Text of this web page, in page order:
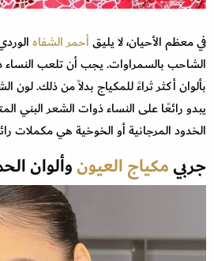
في معظم الأحيان، لا يليقأحمر الشفاه
الشاحب بالسمراوات. يجب أن تلعب النساء
بألوان أكثر ثراءً للمكياج بدلاً من ذلك. لون
يبدو رائعًا على النساء ذوات الشعر البني
الخدود المرجانية أو الخوخية هي مكملات
جربيمكياج العيونوألوان